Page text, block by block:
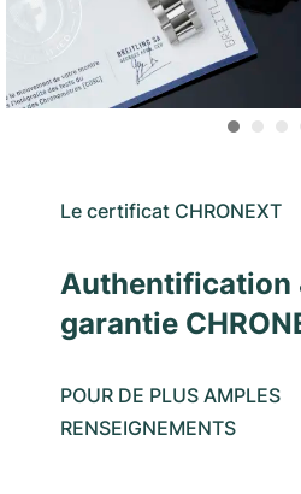
Le certificat CHRONEXT
Authentification
garantie
POUR DE PLUS AMPLES
RENSEIGNEMENTS